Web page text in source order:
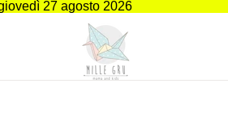
27 agosto 2026